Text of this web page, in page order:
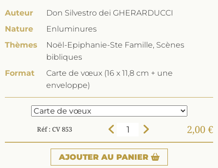
Auteur
Don Silvestro dei GHERARDUCCI
Nature
Enluminures
Thèmes
Noël-Epiphanie-Ste Famille, Scènes
bibliques
Format
Carte de vœux (16 x 11,8 cm + une
enveloppe)
Réf : CV 853 2,00 €
AJOUTER AU PANIER